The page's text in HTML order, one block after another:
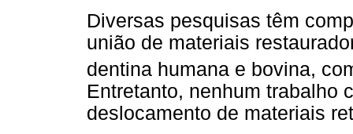
Diversas pesquisas têm
união de materiais
dentina humana e bovina,
Entretanto, nenhum trabalho
deslocamento de materiais